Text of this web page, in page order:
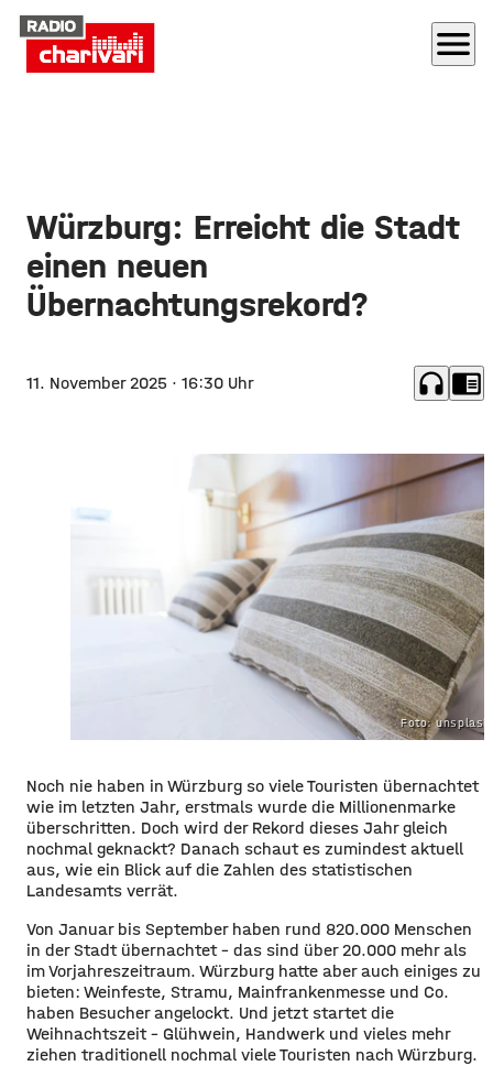
menu
Würzburg: Erreicht die Stadt
einen neuen
Übernachtungsrekord?
11. November 2025 · 16:30 Uhr headphones chrome_reader_mode
Foto:
Noch nie haben in Würzburg so viele Touristen übernachtet
wie im letzten Jahr, erstmals wurde die Millionenmarke
überschritten. Doch wird der Rekord dieses Jahr gleich
nochmal geknackt? Danach schaut es zumindest aktuell
aus, wie ein Blick auf die Zahlen des statistischen
Landesamts verrät.
Von Januar bis September haben rund 820.000 Menschen
in der Stadt übernachtet – das sind über 20.000 mehr als
im Vorjahreszeitraum. Würzburg hatte aber auch einiges zu
bieten: Weinfeste, Stramu, Mainfrankenmesse und Co.
haben Besucher angelockt. Und jetzt startet die
Weihnachtszeit – Glühwein, Handwerk und vieles mehr
ziehen traditionell nochmal viele Touristen nach Würzburg.